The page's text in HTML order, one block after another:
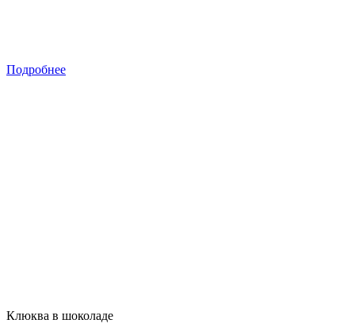
Подробнее
Клюква в шоколаде